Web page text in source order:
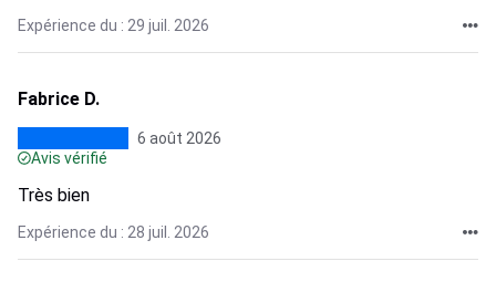
Expérience du : 29 juil. 2026
Fabrice D.
6 août 2026
Avis vérifié
Très bien
Expérience du : 28 juil. 2026